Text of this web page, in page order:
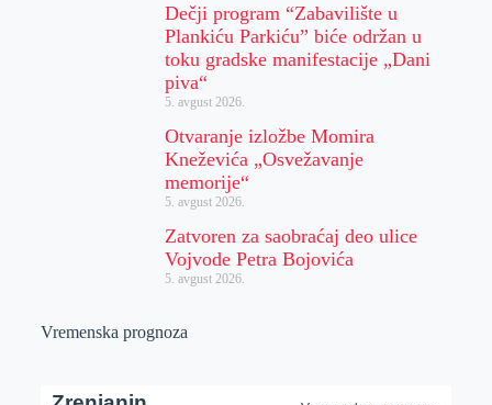
Dečji program “Zabavilište u
Plankiću Parkiću” biće održan u
toku gradske manifestacije „Dani
piva“
5. avgust 2026.
Otvaranje izložbe Momira
Kneževića „Osvežavanje
memorije“
5. avgust 2026.
Zatvoren za saobraćaj deo ulice
Vojvode Petra Bojovića
5. avgust 2026.
Vremenska prognoza